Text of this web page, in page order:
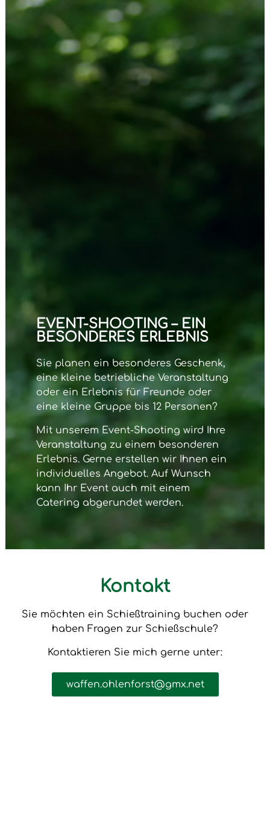
EVENT-SHOOTING – EIN
BESONDERES ERLEBNIS
Sie planen ein besonderes Geschenk,
eine kleine betriebliche Veranstaltung
oder ein Erlebnis für Freunde oder
eine kleine Gruppe bis 12 Personen?
Mit unserem Event-Shooting wird Ihre
Veranstaltung zu einem besonderen
Erlebnis. Gerne erstellen wir Ihnen ein
individuelles Angebot. Auf Wunsch
kann Ihr Event auch mit einem
Catering abgerundet werden.
Kontakt
Sie möchten ein Schießtraining buchen oder
haben Fragen zur Schießschule?
Kontaktieren Sie mich gerne unter:
waffen.ohlenforst@gmx.net